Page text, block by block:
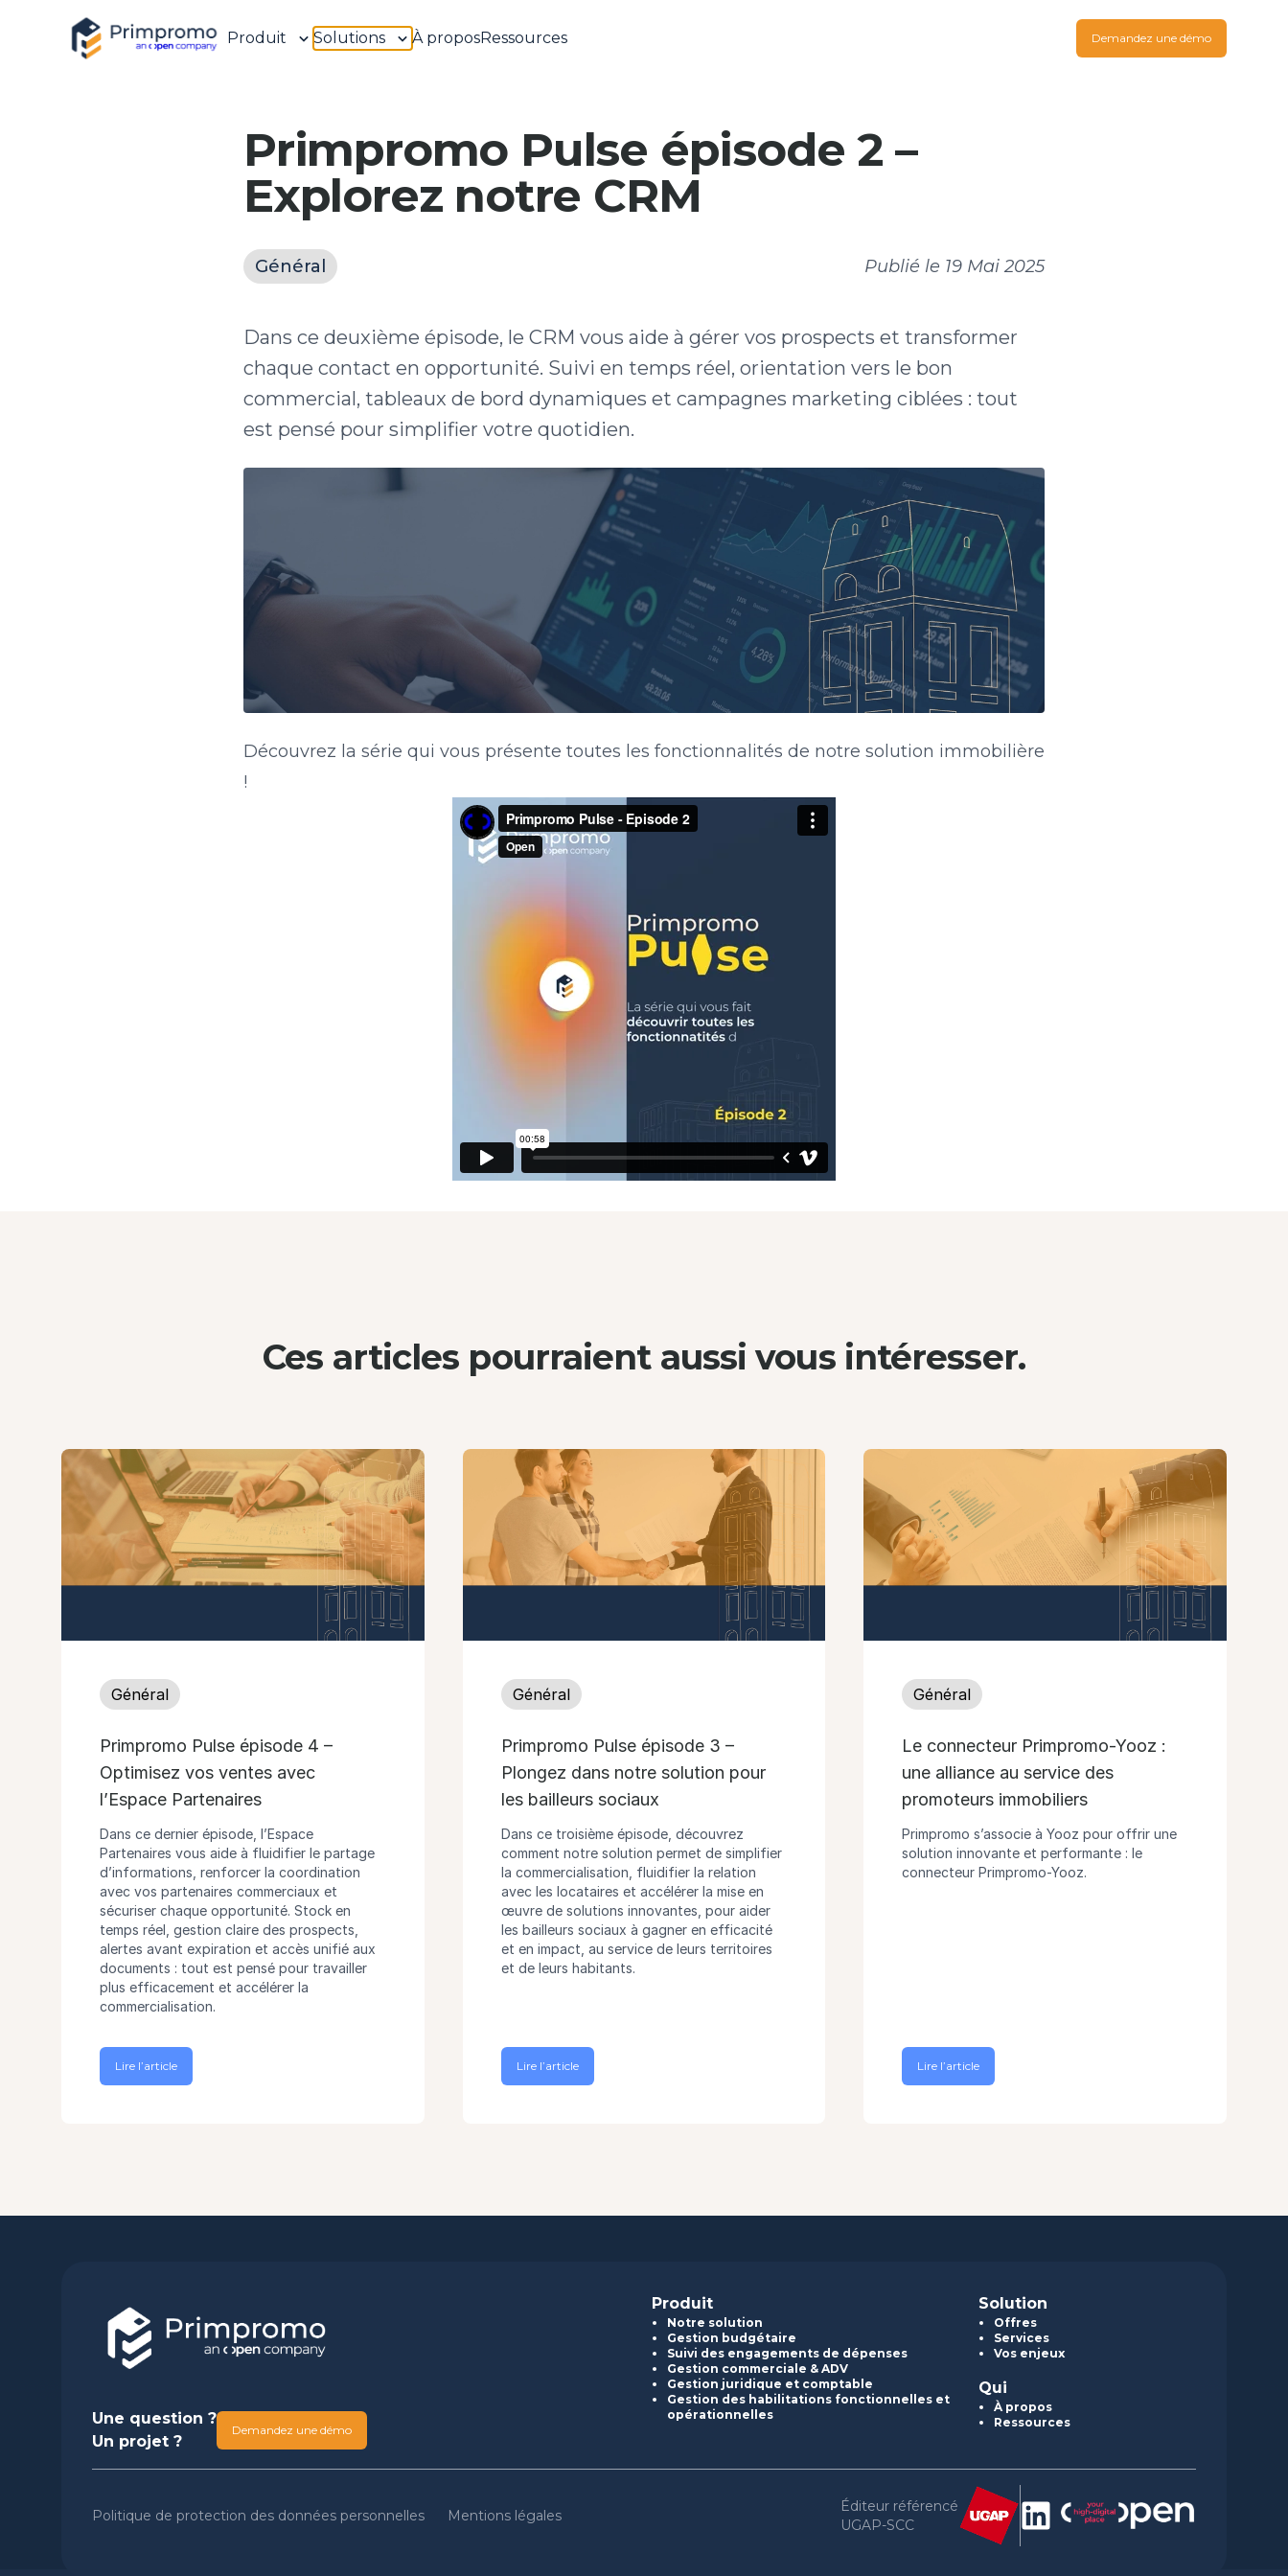
Produit Solutions À proposRessources Demandez une démo
Primpromo Pulse épisode 2 –
Explorez notre CRM
Général Publié le 19 Mai 2025
Dans ce deuxième épisode, le CRM vous aide à gérer vos prospects et transformer
chaque contact en opportunité. Suivi en temps réel, orientation vers le bon
commercial, tableaux de bord dynamiques et campagnes marketing ciblées : tout
est pensé pour simplifier votre quotidien.
Découvrez la série qui vous présente toutes les fonctionnalités de notre solution immobilière
!
Ces articles pourraient aussivous intéresser.
Général
Primpromo Pulse épisode 4 –
Optimisez vos ventes avec
l’Espace Partenaires
Dans ce dernier épisode, l’Espace
Partenaires vous aide à fluidifier le partage
d’informations, renforcer la coordination
avec vos partenaires commerciaux et
sécuriser chaque opportunité. Stock en
temps réel, gestion claire des prospects,
alertes avant expiration et accès unifié aux
documents : tout est pensé pour travailler
plus efficacement et accélérer la
commercialisation.
Lire l’article
Général
Primpromo Pulse épisode 3 –
Plongez dans notre solution pour
les bailleurs sociaux
Dans ce troisième épisode, découvrez
comment notre solution permet de simplifier
la commercialisation, fluidifier la relation
avec les locataires et accélérer la mise en
œuvre de solutions innovantes, pour aider
les bailleurs sociaux à gagner en efficacité
et en impact, au service de leurs territoires
et de leurs habitants.
Lire l’article
Général
Le connecteur Primpromo-Yooz :
une alliance au service des
promoteurs immobiliers
Primpromo s’associe à Yooz pour offrir une
solution innovante et performante : le
connecteur Primpromo-Yooz.
Lire l’article
Une question ?
Un projet ?
Demandez une démo
Produit
Notre solution
Gestion budgétaire
Suivi des engagements de dépenses
Gestion commerciale & ADV
Gestion juridique et comptable
Gestion des habilitations fonctionnelles et
opérationnelles
Solution
Offres
Services
Vos enjeux
Qui
À propos
Ressources
Politique de protection des données personnelles Mentions légales
Éditeur référencé
UGAP-SCC